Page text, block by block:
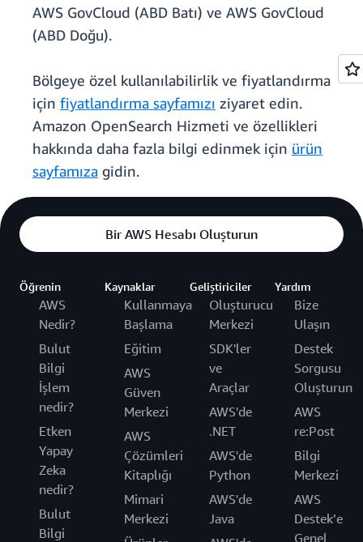
AWS GovCloud (ABD Batı) ve AWS GovCloud
(ABD Doğu).
Bölgeye özel kullanılabilirlik ve fiyatlandırma
için fiyatlandırma sayfamızı ziyaret edin.
Amazon OpenSearch Hizmeti ve özellikleri
hakkında daha fazla bilgi edinmek için ürün
sayfamıza gidin.
Bir AWS Hesabı Oluşturun
Öğrenin
AWS
Nedir?
Bulut
Bilgi
İşlem
nedir?
Etken
Yapay
Zeka
nedir?
Bulut
Bilgi
Kaynaklar
Kullanmaya
Başlama
Eğitim
AWS
Güven
Merkezi
AWS
Çözümleri
Kitaplığı
Mimari
Merkezi
Geliştiriciler
Oluşturucu
Merkezi
SDK'ler
ve
Araçlar
AWS'de
.NET
AWS'de
Python
AWS'de
Java
Yardım
Bize
Ulaşın
Destek
Sorgusu
Oluşturun
AWS
re:Post
Bilgi
Merkezi
AWS
Destek’e
Genel